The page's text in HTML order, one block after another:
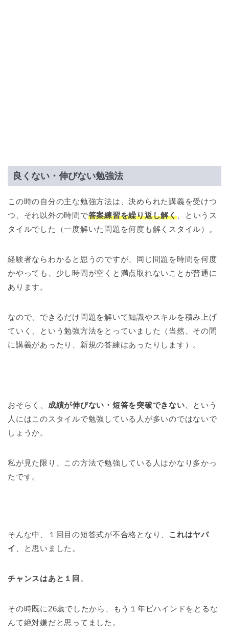
良くない・伸びない勉強法
この時の自分の主な勉強方法は、決められた講義を受けつ
つ、それ以外の時間で答案練習を繰り返し解く、というス
タイルでした（一度解いた問題を何度も解くスタイル）。
経験者ならわかると思うのですが、同じ問題を時間を何度
かやっても、少し時間が空くと満点取れないことが普通に
あります。
なので、できるだけ問題を解いて知識やスキルを積み上げ
ていく、という勉強方法をとっていました（当然、その間
に講義があったり、新規の答練はあったりします）。
おそらく、 成績が伸びない・短答を突破できない 、という
人にはこのスタイルで勉強している人が多いのではないで
しょうか。
私が見た限り、この方法で勉強している人はかなり多かっ
たです。
そんな中、１回目の短答式が不合格となり、 これはヤバ
イ
、と思いました。
チャンスはあと１回 。
その時既に26歳でしたから、もう１年ビハインドをとるな
んて絶対嫌だと思ってました。